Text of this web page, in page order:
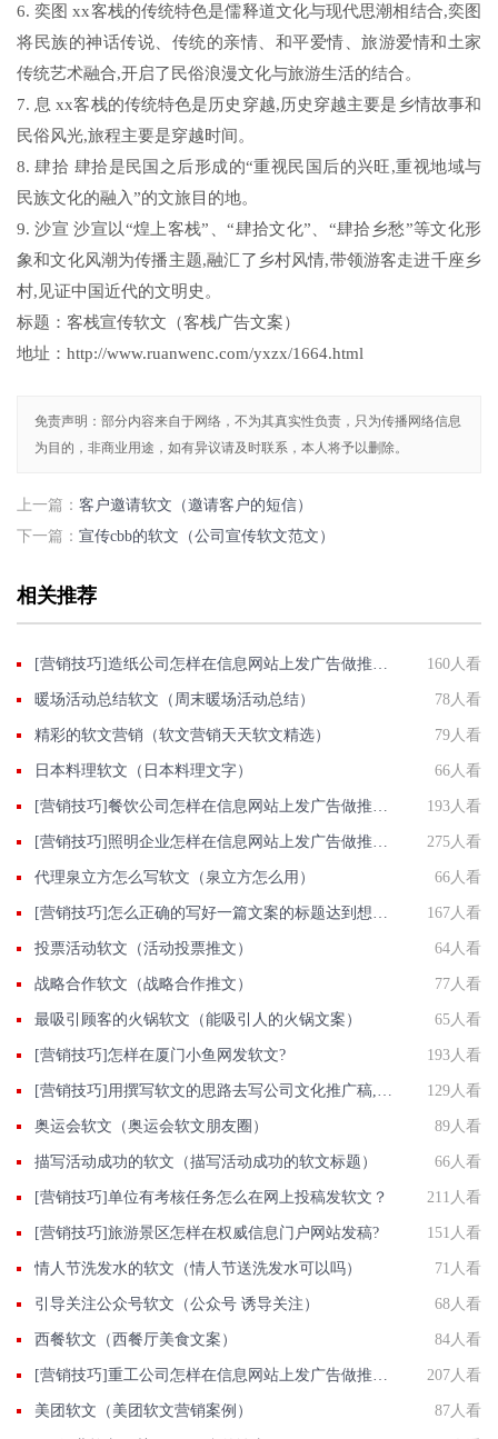
6. 奕图 xx客栈的传统特色是儒释道文化与现代思潮相结合,奕图
将民族的神话传说、传统的亲情、和平爱情、旅游爱情和土家
传统艺术融合,开启了民俗浪漫文化与旅游生活的结合。
7. 息 xx客栈的传统特色是历史穿越,历史穿越主要是乡情故事和
民俗风光,旅程主要是穿越时间。
8. 肆拾 肆拾是民国之后形成的“重视民国后的兴旺,重视地域与
民族文化的融入”的文旅目的地。
9. 沙宣 沙宣以“煌上客栈”、“肆拾文化”、“肆拾乡愁”等文化形
象和文化风潮为传播主题,融汇了乡村风情,带领游客走进千座乡
村,见证中国近代的文明史。
标题：客栈宣传软文（客栈广告文案）
地址：http://www.ruanwenc.com/yxzx/1664.html
免责声明：部分内容来自于网络，不为其真实性负责，只为传播网络信息
为目的，非商业用途，如有异议请及时联系，本人将予以删除。
上一篇： 客户邀请软文（邀请客户的短信）
下一篇： 宣传cbb的软文（公司宣传软文范文）
相关推荐
[营销技巧]造纸公司怎样在信息网站上发广告做推广提高销量产品知名度呢 160人看
暖场活动总结软文（周末暖场活动总结） 78人看
精彩的软文营销（软文营销天天软文精选） 79人看
日本料理软文（日本料理文字） 66人看
[营销技巧]餐饮公司怎样在信息网站上发广告做推广提高产品知名度呢 193人看
[营销技巧]照明企业怎样在信息网站上发广告做推广提高产品知名度呢 275人看
代理泉立方怎么写软文（泉立方怎么用） 66人看
[营销技巧]怎么正确的写好一篇文案的标题达到想要的效果 167人看
投票活动软文（活动投票推文） 64人看
战略合作软文（战略合作推文） 77人看
最吸引顾客的火锅软文（能吸引人的火锅文案） 65人看
[营销技巧]怎样在厦门小鱼网发软文? 193人看
[营销技巧]用撰写软文的思路去写公司文化推广稿,效果立即有效 129人看
奥运会软文（奥运会软文朋友圈） 89人看
描写活动成功的软文（描写活动成功的软文标题） 66人看
[营销技巧]单位有考核任务怎么在网上投稿发软文？ 211人看
[营销技巧]旅游景区怎样在权威信息门户网站发稿? 151人看
情人节洗发水的软文（情人节送洗发水可以吗） 71人看
引导关注公众号软文（公众号 诱导关注） 68人看
西餐软文（西餐厅美食文案） 84人看
[营销技巧]重工公司怎样在信息网站上发广告做推广提高产品知名度呢 207人看
美团软文（美团软文营销案例） 87人看